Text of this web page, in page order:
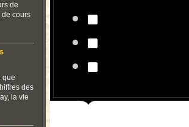
de
de cours
que
des
la vie